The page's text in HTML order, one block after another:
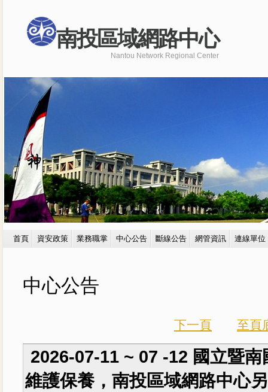
南投區域網路中心
Nantou Network Regional Center
首頁 資安政策 業務職掌 中心公告 斷線公告 網管資訊 連線單位